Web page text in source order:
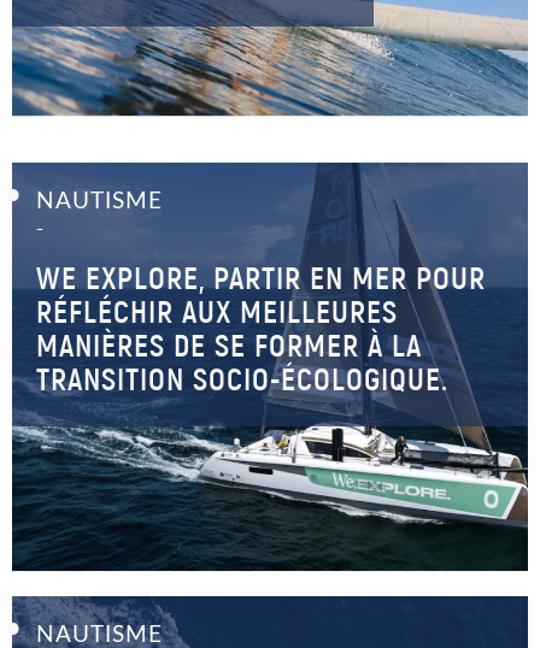
NAUTISME
–
WE EXPLORE, PARTIR EN MER POUR
RÉFLÉCHIR AUX MEILLEURES
MANIÈRES DE SE FORMER À LA
TRANSITION SOCIO-ÉCOLOGIQUE.
NAUTISME